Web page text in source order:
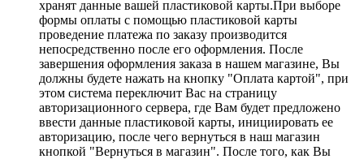
хранят данные вашей пластиковой карты.При выборе
формы оплаты с помощью пластиковой карты
проведение платежа по заказу производится
непосредственно после его оформления. После
завершения оформления заказа в нашем магазине, Вы
должны будете нажать на кнопку "Оплата картой", при
этом система переключит Вас на страницу
авторизационного сервера, где Вам будет предложено
ввести данные пластиковой карты, инициировать ее
авторизацию, после чего вернуться в наш магазин
кнопкой "Вернуться в магазин". После того, как Вы